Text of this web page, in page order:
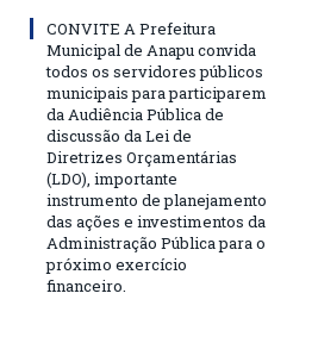
CONVITE A Prefeitura
Municipal de Anapu convida
todos os servidores públicos
municipais para participarem
da Audiência Pública de
discussão da Lei de
Diretrizes Orçamentárias
(LDO), importante
instrumento de planejamento
das ações e investimentos da
Administração Pública para o
próximo exercício
financeiro.